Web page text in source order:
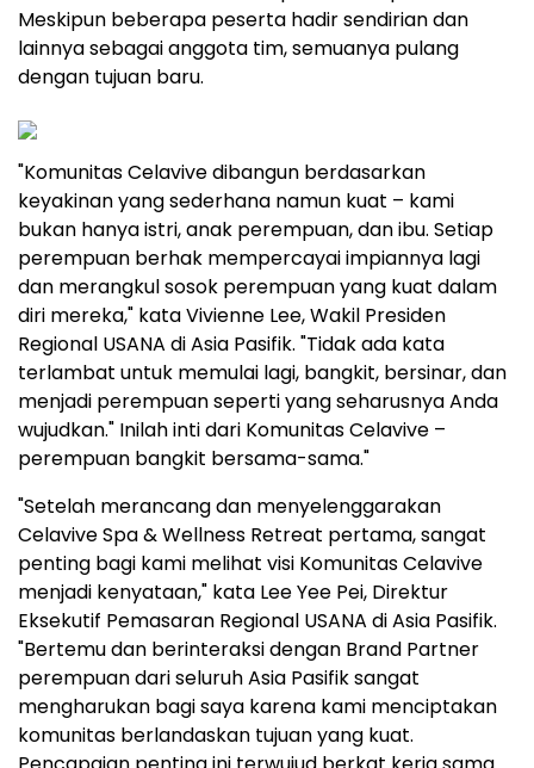
Meskipun beberapa peserta hadir sendirian dan
lainnya sebagai anggota tim, semuanya pulang
dengan tujuan baru.
"Komunitas Celavive dibangun berdasarkan
keyakinan yang sederhana namun kuat – kami
bukan hanya istri, anak perempuan, dan ibu. Setiap
perempuan berhak mempercayai impiannya lagi
dan merangkul sosok perempuan yang kuat dalam
diri mereka," kata Vivienne Lee, Wakil Presiden
Regional USANA di Asia Pasifik. "Tidak ada kata
terlambat untuk memulai lagi, bangkit, bersinar, dan
menjadi perempuan seperti yang seharusnya Anda
wujudkan." Inilah inti dari Komunitas Celavive –
perempuan bangkit bersama-sama."
"Setelah merancang dan menyelenggarakan
Celavive Spa & Wellness Retreat pertama, sangat
penting bagi kami melihat visi Komunitas Celavive
menjadi kenyataan," kata Lee Yee Pei, Direktur
Eksekutif Pemasaran Regional USANA di Asia Pasifik.
"Bertemu dan berinteraksi dengan Brand Partner
perempuan dari seluruh Asia Pasifik sangat
mengharukan bagi saya karena kami menciptakan
komunitas berlandaskan tujuan yang kuat.